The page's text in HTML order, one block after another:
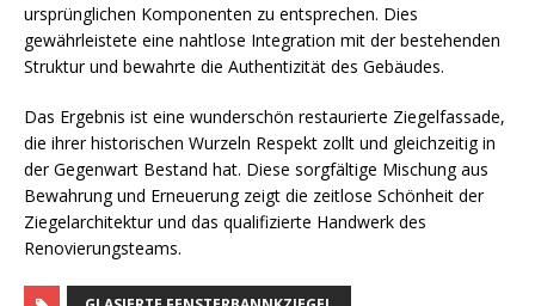
ursprünglichen Komponenten zu entsprechen. Dies
gewährleistete eine nahtlose Integration mit der bestehenden
Struktur und bewahrte die Authentizität des Gebäudes.
Das Ergebnis ist eine wunderschön restaurierte Ziegelfassade,
die ihrer historischen Wurzeln Respekt zollt und gleichzeitig in
der Gegenwart Bestand hat. Diese sorgfältige Mischung aus
Bewahrung und Erneuerung zeigt die zeitlose Schönheit der
Ziegelarchitektur und das qualifizierte Handwerk des
Renovierungsteams.